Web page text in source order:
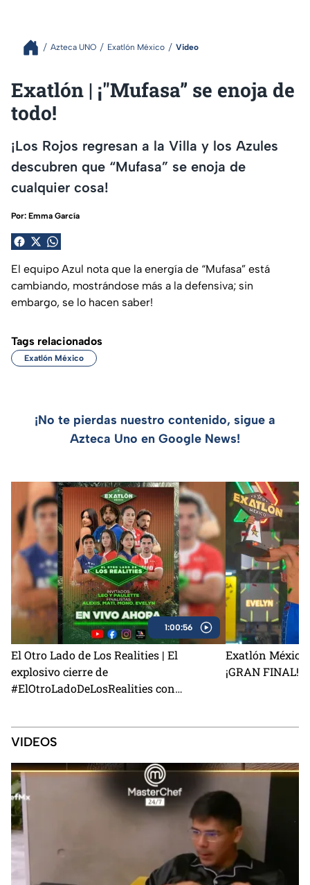
Azteca UNO Exatlón México Video
Exatlón | ¡"Mufasa” se enoja de
todo!
¡Los Rojos regresan a la Villa y los Azules
descubren que “Mufasa” se enoja de
cualquier cosa!
Por: Emma García
El equipo Azul nota que la energía de “Mufasa” está
cambiando, mostrándose más a la defensiva; sin
embargo, se lo hacen saber!
Tags relacionados
Exatlón México
¡No te pierdas nuestro contenido, sigue a
Azteca Uno en Google News!
1:00:56
El Otro Lado de Los Realities | El
explosivo cierre de
#ElOtroLadoDeLosRealities con
Exatlón México
¡GRAN FINAL!
VIDEOS